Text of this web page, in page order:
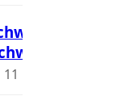
b.
11 profils